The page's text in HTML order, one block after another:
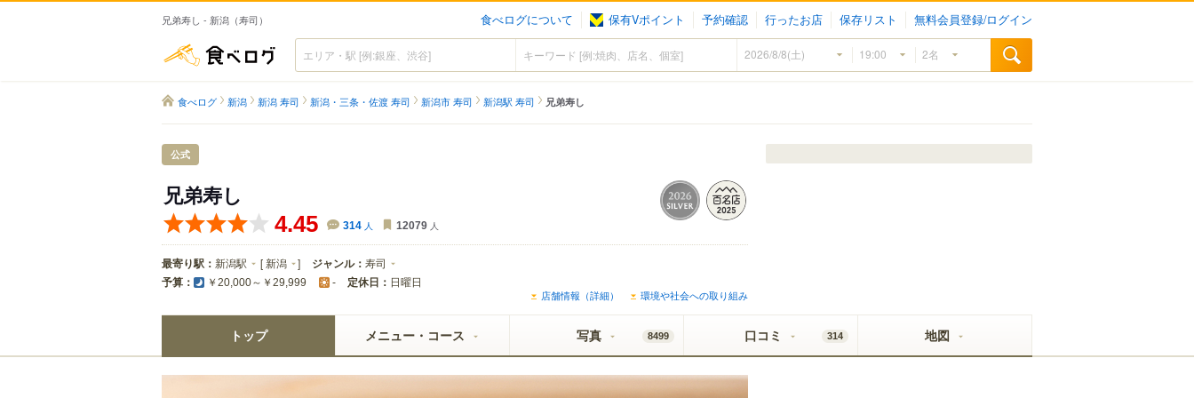
兄弟寿し - 新潟（寿司） 食べログについて 保有Vポイント 予約確認 行ったお店 保存リスト 無料会員登録/ログイン
食べログ
食べログ 新潟 新潟 寿司 新潟・三条・佐渡 寿司 新潟市 寿司 新潟駅 寿司 兄弟寿し
公式
兄弟寿し
4.45 314 人 12079 人
最寄り駅： 新潟駅 [新潟 ] ジャンル： 寿司
予算： ￥20,000～￥29,999 - 定休日： 日曜日
店舗情報（詳細） 環境や社会への取り組み
トップ メニュー・コース 写真 8499 口コミ 314 地図